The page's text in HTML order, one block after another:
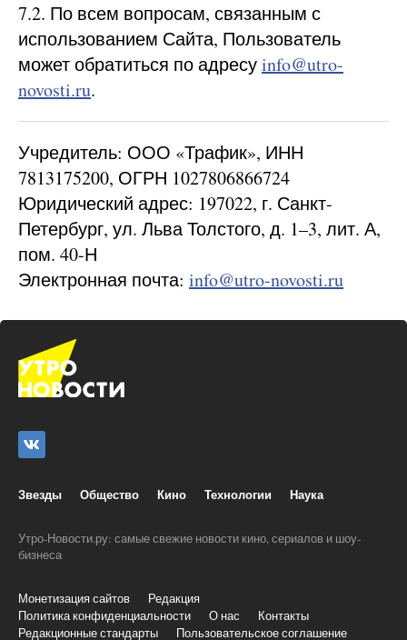
7.2. По всем вопросам, связанным с
использованием Сайта, Пользователь
может обратиться по адресуinfo@utro-
novosti.ru.
Учредитель: ООО «Трафик», ИНН
7813175200, ОГРН 1027806866724
Юридический адрес: 197022, г. Санкт-
Петербург, ул. Льва Толстого, д. 1–3, лит. А,
пом. 40-Н
Электронная почта: info@utro-novosti.ru
Звезды Общество Кино Технологии Наука
Утро-Новости.ру: самые свежие новости кино, сериалов и шоу-
бизнеса
Монетизация сайтов
Редакция
Политика конфиденциальности
О нас
Контакты
Редакционные стандарты
Пользовательское соглашение